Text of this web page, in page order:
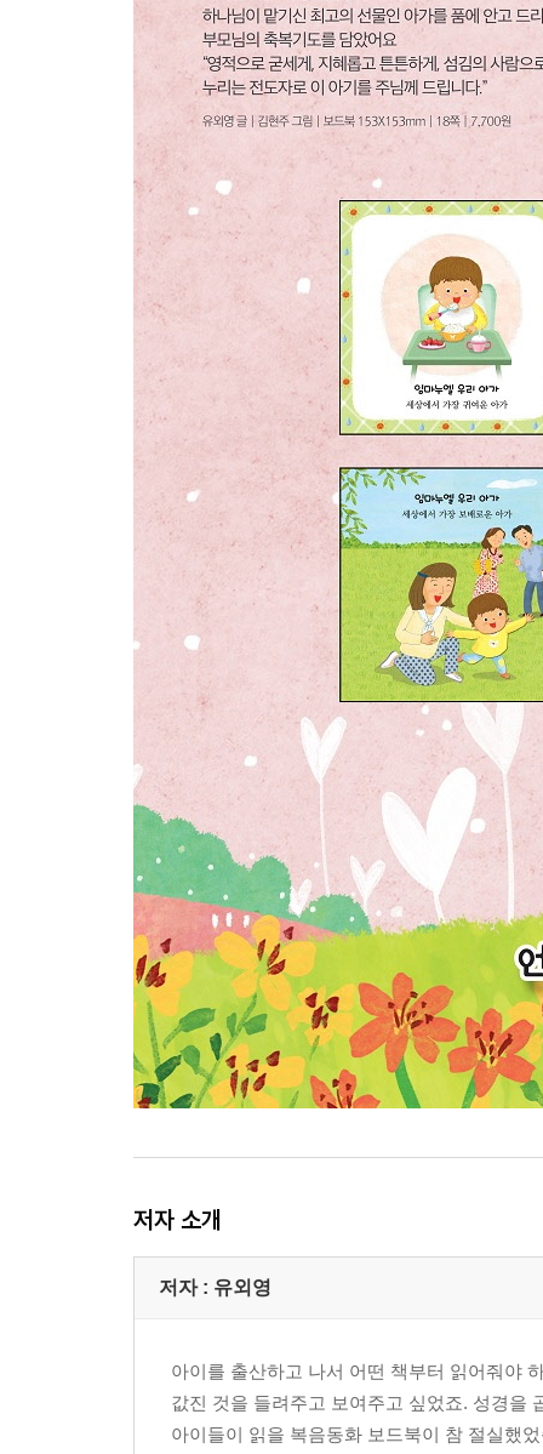
저자 소개
저자 : 유외영
아이를 출산하고 나서 어떤 책부터 읽어줘야
값진 것을 들려주고 보여주고 싶었죠. 성경을
아이들이 읽을 복음동화 보드북이 참 절실했